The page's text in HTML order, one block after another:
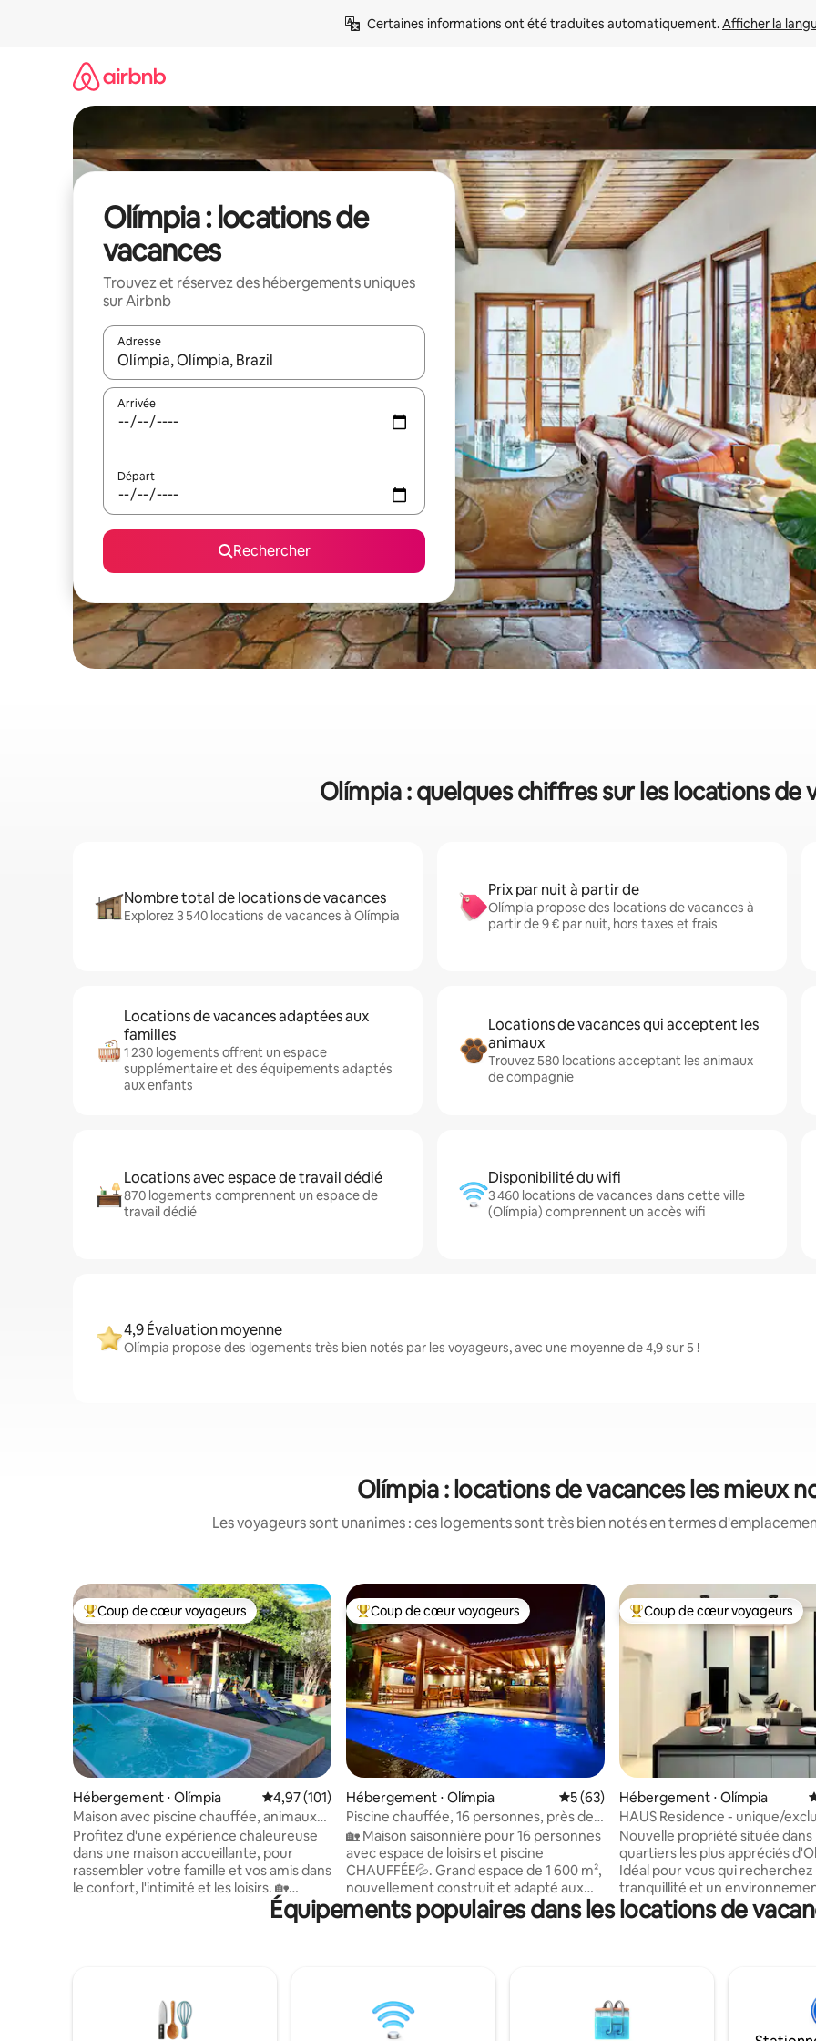
Certaines informations ont été traduites automatiquement. Afficher la
Olímpia : locations de
vacances
Trouvez et réservez des hébergements uniques
sur Airbnb
Adresse
Lorsque les résultats s'affichent, utilisez les flèches vers le haut et vers le bas pour les parcourir ou en appuyant et en
Arrivée
Départ
Rechercher
Olímpia : quelques chiffres sur les locations de
Nombre total de locations de vacances
Explorez 3 540 locations de vacances à Olímpia
Prix par nuit à partir de
Olímpia propose des locations de vacances à
partir de 9 € par nuit, hors taxes et frais
Locations de vacances adaptées aux
familles
1 230 logements offrent un espace
supplémentaire et des équipements adaptés
aux enfants
Locations de vacances qui acceptent les
animaux
Trouvez 580 locations acceptant les animaux
de compagnie
Locations avec espace de travail dédié
870 logements comprennent un espace de
travail dédié
Disponibilité du wifi
3 460 locations de vacances dans cette ville
(Olímpia) comprennent un accès wifi
4,9 Évaluation moyenne
Olímpia propose des logements très bien notés par les voyageurs, avec une moyenne de 4,9 sur 5 !
Olímpia : locations de vacances les mieux
Les voyageurs sont unanimes : ces logements sont très bien notés en termes
Coups de cœur voyageurs les plus appréciés
Coup de cœur voyageurs
Hébergement ⋅ Olímpia Évaluation moyenne sur la base de 101 commentaires : 4,97 sur 5
4,97 (101)
Maison avec piscine chauffée, animaux
acceptés gratuitement, à 5 min des
thermes
Profitez d'une expérience chaleureuse
dans une maison accueillante, pour
rassembler votre famille et vos amis dans
le confort, l'intimité et les loisirs. 🏡
Maison entièrement équipée à 5 minutes
de Thermas dos Laranjais et à 3 pâtés de
jusqu'à 9 personnes dans 3 chambres : 2
à l'étage et 1 au rez-de-chaussée, toutes
Coups de cœur voyageurs les plus appréciés
Coup de cœur voyageurs
Hébergement ⋅ Olímpia Évaluation moyenne sur la base de 63
5 (63)
Piscine chauffée, 16 personnes, près des
thermes
🏡 Maison saisonnière pour 16 personnes
avec espace de loisirs et piscine
CHAUFFÉE💦. Grand espace de 1 600 m²,
nouvellement construit et adapté aux
familles. Nous sommes Recanto Quinta
das Palmeiras. Espace de loisirs
Brasserie🍻 - Télévision connectée 75 📺
- Wi-Fi 📶 - Distributeur d'eau💧
Coups de cœur voyageurs les
Coup de cœur voyageurs
Hébergement ⋅ Olímpia
HAUS Residence - unique/
Nouvelle propriété située dans
quartiers les plus appréciés
Idéal pour vous qui
tranquillité et un
pour profiter de vos vacances
voyager pour le travail et les
garage pour 2 véhicules,
accueillir jusqu'à 3 personnes.
couple avec jusqu'à 1 enfant,
Équipements populaires dans les locations de